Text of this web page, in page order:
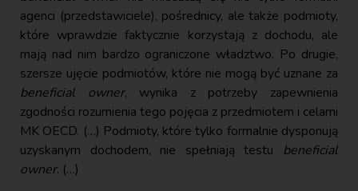
agenci (przedstawiciele), pośrednicy, ale także podmioty,
które wprawdzie faktycznie korzystają z dochodu, ale
mają nad nim bardzo ograniczone władztwo. Po drugie,
szersze ujęcie podmiotów, które nie mogą być uznane za
beneficial owner, wynika z potrzeby zapewnienia
zgodności rozumienia tego pojęcia z przedmiotem i celami
MK OECD. (…) Podmioty, które tylko formalnie dysponują
uzyskanym dochodem, nie spełniają testu beneficial
owner. (…)